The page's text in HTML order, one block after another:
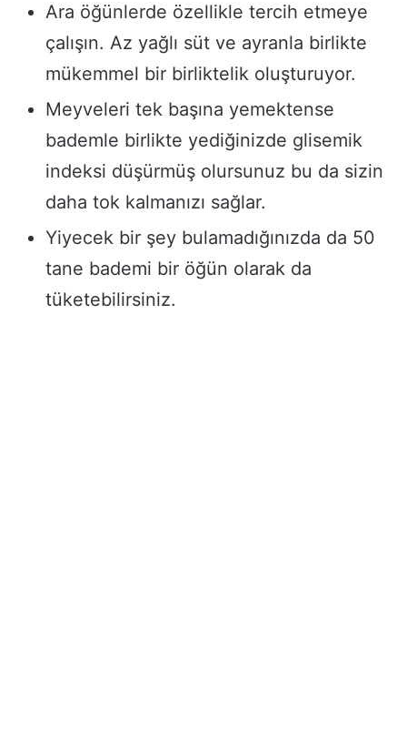
Ara öğünlerde özellikle tercih etmeye
çalışın. Az yağlı süt ve ayranla birlikte
mükemmel bir birliktelik oluşturuyor.
Meyveleri tek başına yemektense
bademle birlikte yediğinizde glisemik
indeksi düşürmüş olursunuz bu da sizin
daha tok kalmanızı sağlar.
Yiyecek bir şey bulamadığınızda da 50
tane bademi bir öğün olarak da
tüketebilirsiniz.